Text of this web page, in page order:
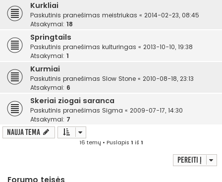
Kurkliai
Paskutinis pranešimas meistriukas « 2014-02-23, 08:45
Atsakymai: 18
Springtails
Paskutinis pranešimas kulturingas « 2013-10-10, 19:38
Atsakymai: 1
Kurmiai
Paskutinis pranešimas Slow Stone « 2010-08-18, 23:13
Atsakymai: 6
Skeriai ziogai saranca
Paskutinis pranešimas Sigma « 2009-07-17, 14:30
Atsakymai: 7
Nauja tema
16 temų • Puslapis 1 iš 1
Pereiti į